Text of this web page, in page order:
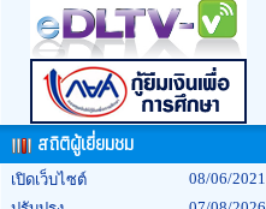
สถิติผู้เยี่ยมชม
เปิดเว็บไซต์
08/06/2021